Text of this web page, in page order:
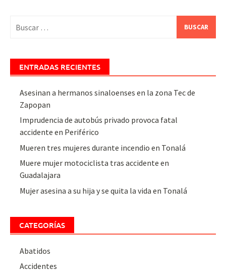
ENTRADAS RECIENTES
Asesinan a hermanos sinaloenses en la zona Tec de
Zapopan
Imprudencia de autobús privado provoca fatal
accidente en Periférico
Mueren tres mujeres durante incendio en Tonalá
Muere mujer motociclista tras accidente en
Guadalajara
Mujer asesina a su hija y se quita la vida en Tonalá
CATEGORÍAS
Abatidos
Accidentes